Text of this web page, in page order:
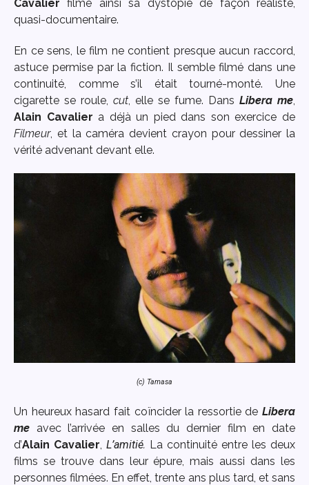
Cavalier filme ainsi sa dystopie de façon réaliste,
quasi-documentaire.
En ce sens, le film ne contient presque aucun raccord,
astuce permise par la fiction. Il semble filmé dans une
continuité, comme s’il était tourné-monté. Une
cigarette se roule, cut, elle se fume. Dans Libera me,
Alain Cavalier a déjà un pied dans son exercice de
Filmeur, et la caméra devient crayon pour dessiner la
vérité advenant devant elle.
(c) Tamasa
Un heureux hasard fait coïncider la ressortie de Libera
me avec l’arrivée en salles du dernier film en date
d’Alain Cavalier L’amitié. La continuité entre les deux
films se trouve dans leur épure, mais aussi dans les
personnes filmées. En effet, trente ans plus tard, et sans